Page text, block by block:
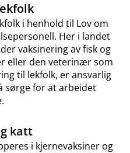
i henhold til Lov om
Her i landet
vaksinering av fisk og
eller den veterinær som
til lekfolk, er ansvarlig
sørge for at arbeidet
katt
i kjernevaksiner og